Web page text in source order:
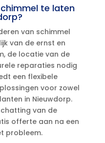
te laten
van schimmel
van de ernst en
de locatie van de
reparaties nodig
een flexibele
voor zowel
in Nieuwdorp.​
van de
offerte aan na een
probleem.​